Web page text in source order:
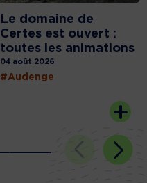
Le domaine de
Certes est ouvert :
toutes les animations
04 août 2026
#Audenge